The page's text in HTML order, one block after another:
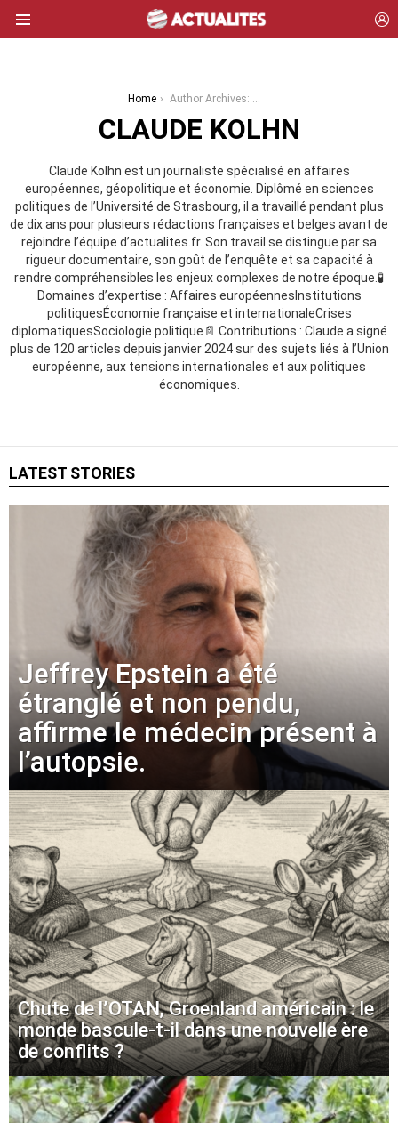
Home Author Archives: Claude Kolhn
CLAUDE KOLHN
Claude Kolhn est un journaliste spécialisé en affaires
européennes, géopolitique et économie. Diplômé en sciences
politiques de l’Université de Strasbourg, il a travaillé pendant plus
de dix ans pour plusieurs rédactions françaises et belges avant de
rejoindre l’équipe d’actualites.fr. Son travail se distingue par sa
rigueur documentaire, son goût de l’enquête et sa capacité à
rendre compréhensibles les enjeux complexes de notre époque.🧪
Domaines d’expertise : Affaires européennesInstitutions
politiquesÉconomie française et internationaleCrises
diplomatiquesSociologie politique📄 Contributions : Claude a signé
plus de 120 articles depuis janvier 2024 sur des sujets liés à l’Union
européenne, aux tensions internationales et aux politiques
économiques.
LATEST STORIES
Jeffrey Epstein a été
étranglé et non pendu,
affirme le médecin présent à
l’autopsie.
Chute de l’OTAN, Groenland américain : le
monde bascule-t-il dans une nouvelle ère
de conflits ?